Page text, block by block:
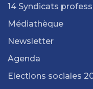
14 Syndicats
Médiathèque
Newsletter
Agenda
Elections sociales